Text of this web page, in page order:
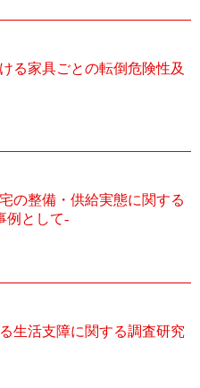
る家具ごとの転倒危険性及
の整備・供給実態に関する
例として-
生活支障に関する調査研究